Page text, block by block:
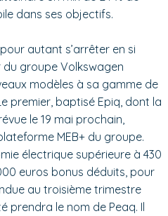
dans ses objectifs.
autant s’arrêter en si
groupe Volkswagen
modèles à sa gamme de
premier, baptisé Epiq, dont la
le 19 mai prochain,
MEB+ du groupe.
électrique supérieure à 430
euros bonus déduits, pour
au troisième trimestre
prendra le nom de Peaq. Il